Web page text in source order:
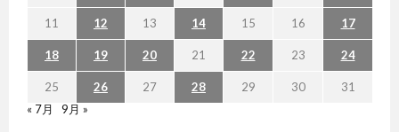
11 12 13 14 15 16 17
18 19 20 21 22 23 24
25 26 27 28 29 30
31
« 7月
9月 »